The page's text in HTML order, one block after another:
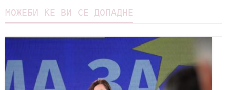
МОЖЕБИ ЌЕ ВИ СЕ ДОПАДНЕ